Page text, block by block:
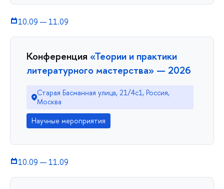
10.09 —11.09
Конференция «Теории и практики
литературного мастерства» — 2026
Старая Басманная улица, 21/4с1, Россия,
Москва
Научные мероприятия
10.09 —11.09